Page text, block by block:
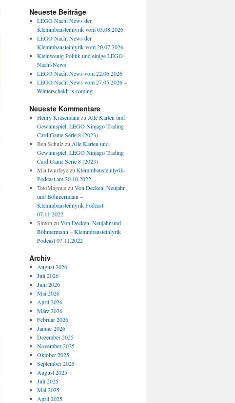
Neueste Beiträge
LEGO Nacht News der
Klemmbausteinlyrik vom 03.08.2026
LEGO Nacht News der
Klemmbausteinlyrik vom 20.07.2026
Kleinwenig Politik und einige LEGO-
Nacht-News
LEGO Nacht News vom 22.06.2026
LEGO Nacht News vom 27.05.2026 –
Winterscheidt is coming
Neueste Kommentare
Henry Krasemann zu Alle Karten und
Gewinnspiel: LEGO Ninjago Trading
Card Game Serie 8 (2023)
Ben Schulzzu Alle Karten und
Gewinnspiel: LEGO Ninjago Trading
Card Game Serie 8 (2023)
Maulwurfeyezu Klemmbausteinlyrik-
Podcast am 20.10.2022
TotoMagnus zu Von Decken, Neujahr
und Böhmermann –
Klemmbausteinlyrik Podcast
07.11.2022
Simon zu Von Decken, Neujahr und
Böhmermann – Klemmbausteinlyrik
Podcast 07.11.2022
Archiv
August 2026
Juli 2026
Juni 2026
Mai 2026
April 2026
März 2026
Februar 2026
Januar 2026
Dezember 2025
November 2025
Oktober 2025
September 2025
August 2025
Juli 2025
Mai 2025
April 2025